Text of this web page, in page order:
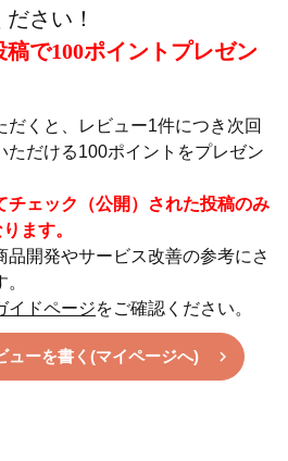
さい！
で100ポイントプレゼン
だくと、レビュー1件につき次回
ただける100ポイントをプレゼン
チェック（公開）された投稿のみ
ます。
品開発やサービス改善の参考にさ
イドページをご確認ください。
ューを書く(マイページへ)